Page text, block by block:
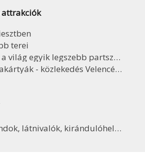
attrakciók
terei
egyik legszebb partszakasza
- közlekedés Velencében
látnivalók, kirándulóhelyek